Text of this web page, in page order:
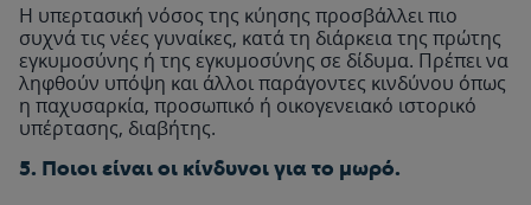
Η υπερτασική νόσος της κύησης προσβάλλει πιο
συχνά τις νέες γυναίκες, κατά τη διάρκεια της πρώτης
εγκυμοσύνης ή της εγκυμοσύνης σε δίδυμα. Πρέπει να
ληφθούν υπόψη και άλλοι παράγοντες κινδύνου όπως
η παχυσαρκία, προσωπικό ή οικογενειακό ιστορικό
υπέρτασης, διαβήτης.
5. Ποιοι είναι οι κίνδυνοι για το μωρό.